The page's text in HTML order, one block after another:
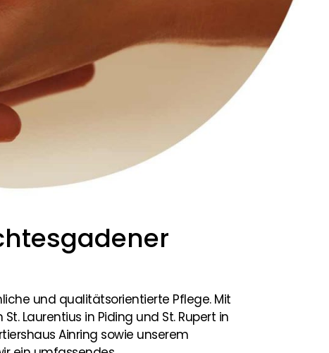
und qualitätsorientierte Pflege. Mit
Laurentius in Piding und St. Rupert in
Ainring sowie unserem